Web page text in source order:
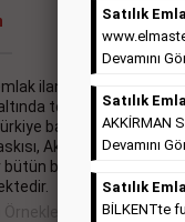
ilanı, eleman ilanı,
toplanmaktadır.
baskısı, İstanbul
Akdeniz baskısı,
bütün bölgelerde
Satılık
Devamını
Satılık
AKKİRMAN
Devamını
Satılık
BİLKENTte